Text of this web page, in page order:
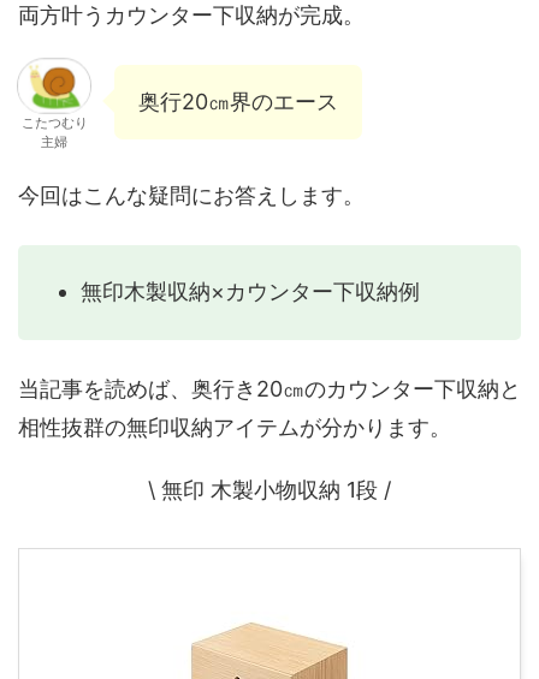
両方叶うカウンター下収納が完成。
こたつむり
主婦
奥行20㎝界のエース
今回はこんな疑問にお答えします。
無印木製収納×カウンター下収納例
当記事を読めば、奥行き20㎝のカウンター下収納と
相性抜群の無印収納アイテムが分かります。
\ 無印 木製小物収納 1段 /